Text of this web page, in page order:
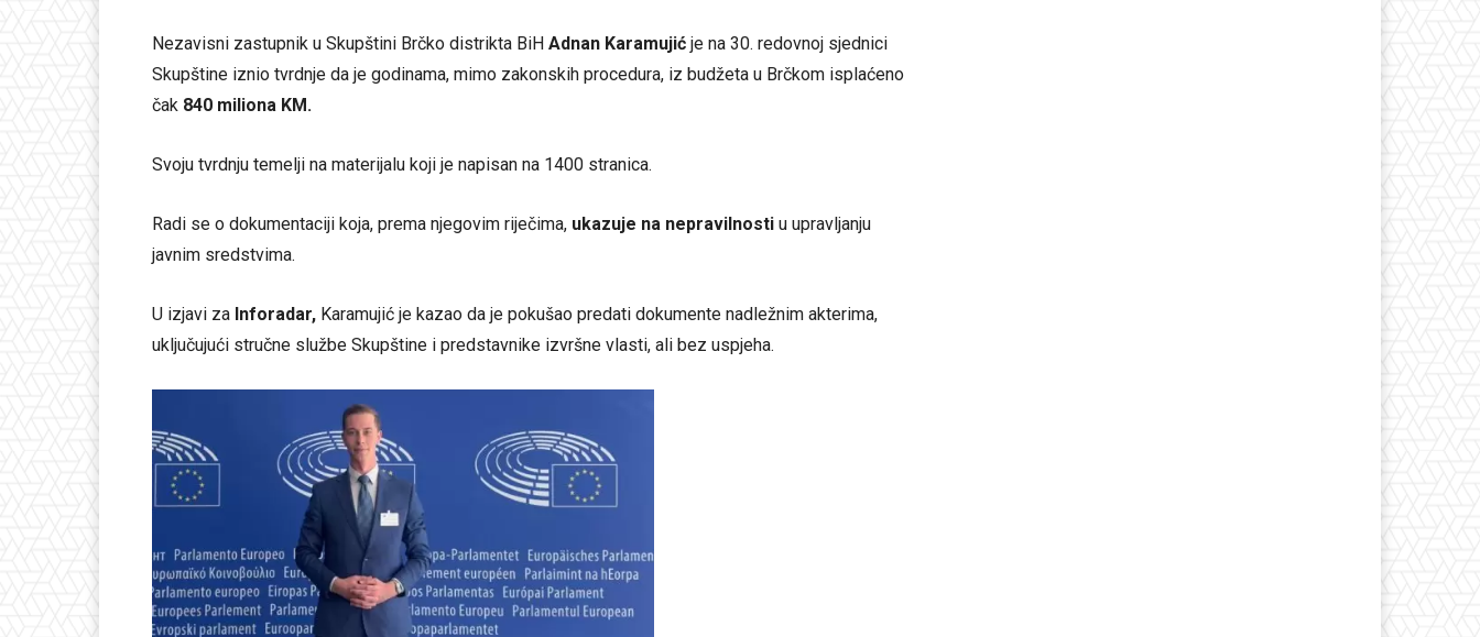
Nezavisni zastupnik u Skupštini Brčko distrikta BiH Adnan Karamujić je na 30. redovnoj sjednici
Skupštine iznio tvrdnje da je godinama, mimo zakonskih procedura, iz budžeta u Brčkom isplaćeno
čak 840 miliona KM.
Svoju tvrdnju temelji na materijalu koji je napisan na 1400 stranica.
Radi se o dokumentaciji koja, prema njegovim riječima, ukazuje na nepravilnosti u upravljanju
javnim sredstvima.
U izjavi za Inforadar, Karamujić je kazao da je pokušao predati dokumente nadležnim akterima,
uključujući stručne službe Skupštine i predstavnike izvršne vlasti, ali bez uspjeha.